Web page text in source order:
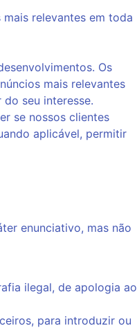
relevantes em toda
Os
mais relevantes
seu interesse.
se nossos clientes
aplicável, permitir
enunciativo, mas não
ilegal, de apologia ao
para introduzir ou